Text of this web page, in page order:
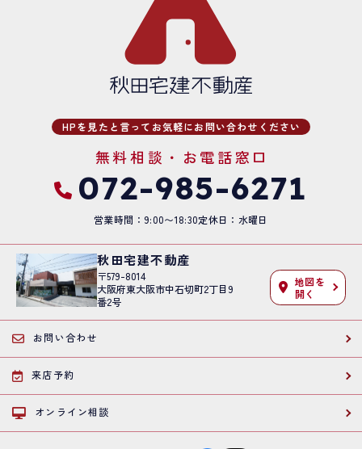
HPを見たと言ってお気軽にお問い合わせください
無料相談・お電話窓口
072-985-6271
営業時間：9:00〜18:30定休日：水曜日
秋田宅建不動産
〒579-8014
大阪府東大阪市中石切町2丁目9
番2号
地図を
開く
お問い合わせ
来店予約
オンライン相談